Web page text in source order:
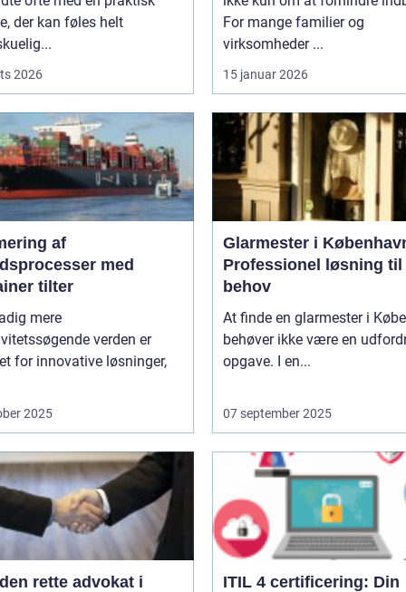
der kan føles helt
2026
For mange familier og
virksomheder ...
15 januar 2026
af
med
tilter
mere
verden er
for innovative løsninger,
2025
Glarmester i
Professionel løsning til
behov
At finde en glarmester i
behøver ikke være en
opgave. I en...
07 september 2025
rette advokat i
ITIL 4 certificering: Din